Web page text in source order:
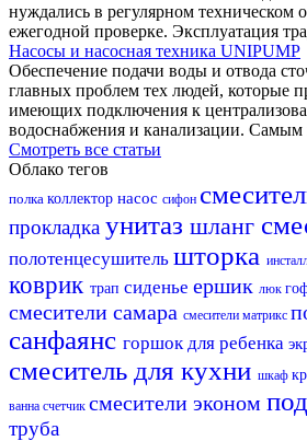
нуждались в регулярном техническом
ежегодной проверке. Эксплуатация
Насосы и насосная техника UNIPUMP
Обеспечение подачи воды и отвода
главных проблем тех людей, которые
имеющих подключения к
водоснабжения и канализации. Самым
Смотреть все статьи
Облако тегов
полка коллектор насос сифон
прокладка унитаз шланг
полотенцесушитель шторка
коврик трап сиденье ершик люк
смесители самара смесители матрикс
санфаянс горшок для ребенка
смеситель для кухни шкаф
ванна счетчик смесители эконом
труба